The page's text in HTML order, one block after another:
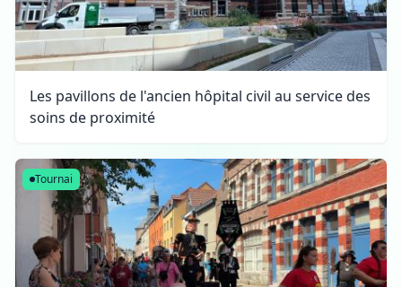
Les pavillons de l'ancien hôpital civil au service des
soins de proximité
Tournai